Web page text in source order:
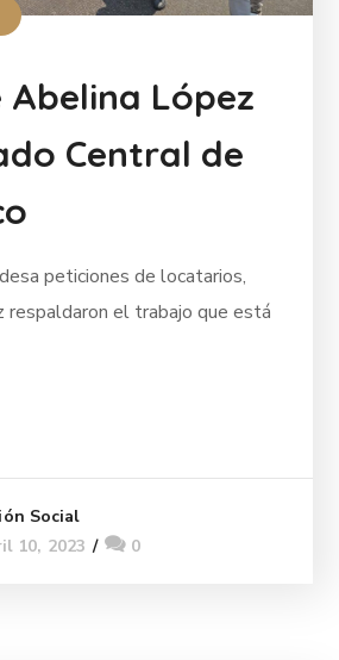
Abelina López
Central de
peticiones de locatarios,
respaldaron el trabajo que está
Social
10, 2023
0